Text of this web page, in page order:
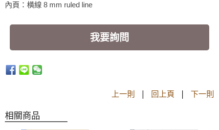
內頁：橫線 8 mm ruled line
我要詢問
上一則 | 回上頁 | 下一則
相關商品